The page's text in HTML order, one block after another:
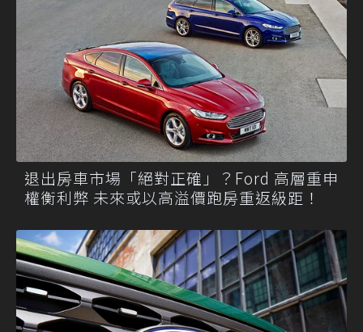
退出房車市場「絕對正確」？Ford 高層重申
權衡利弊 未來或以高溢價跑房重返級距！